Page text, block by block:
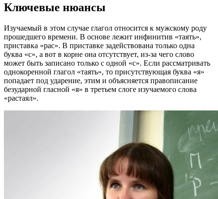
Ключевые нюансы
Изучаемый в этом случае глагол относится к мужскому роду
прошедшего времени. В основе лежит инфинитив «таять»,
приставка «рас». В приставке задействована только одна
буква «с», а вот в корне она отсутствует, из-за чего слово
может быть записано только с одной «с». Если рассматривать
однокоренной глагол «таять», то присутствующая буква «я»
попадает под ударение, этим и объясняется правописание
безударной гласной «я» в третьем слоге изучаемого слова
«растаял».